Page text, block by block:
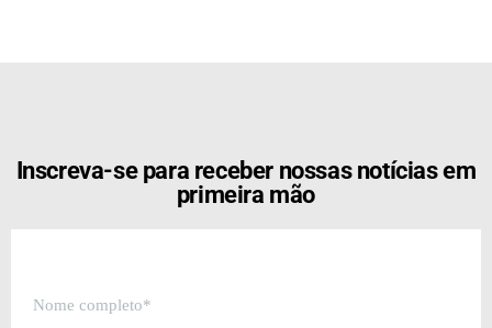
Inscreva-se para receber nossas notícias em
primeira mão